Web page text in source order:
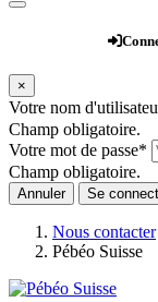
×
Votre nom
Champ obligatoire.
Votre mot de passe*
Champ obligatoire.
Annuler Se
Nous contacter
Pébéo Suisse